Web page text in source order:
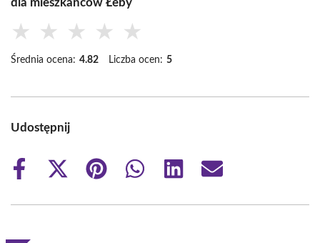
dla mieszkańców Łeby
★ ★ ★ ★ ★
Średnia ocena: 4.82 Liczba ocen: 5
Udostępnij
Share
Share
(Twitter)
Share
Share
Share
Share